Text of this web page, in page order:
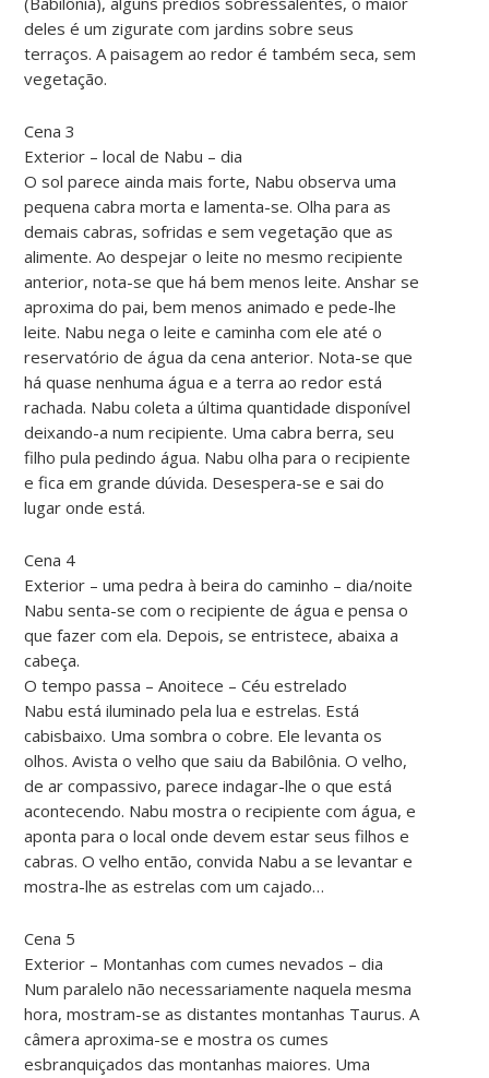
deles é um zigurate com jardins sobre seus
terraços. A paisagem ao redor é também seca, sem
vegetação.
Cena 3
Exterior – local de Nabu – dia
O sol parece ainda mais forte, Nabu observa uma
pequena cabra morta e lamenta-se. Olha para as
demais cabras, sofridas e sem vegetação que as
alimente. Ao despejar o leite no mesmo recipiente
anterior, nota-se que há bem menos leite. Anshar se
aproxima do pai, bem menos animado e pede-lhe
leite. Nabu nega o leite e caminha com ele até o
reservatório de água da cena anterior. Nota-se que
há quase nenhuma água e a terra ao redor está
rachada. Nabu coleta a última quantidade disponível
deixando-a num recipiente. Uma cabra berra, seu
filho pula pedindo água. Nabu olha para o recipiente
e fica em grande dúvida. Desespera-se e sai do
lugar onde está.
Cena 4
Exterior – uma pedra à beira do caminho – dia/noite
Nabu senta-se com o recipiente de água e pensa o
que fazer com ela. Depois, se entristece, abaixa a
cabeça.
O tempo passa – Anoitece – Céu estrelado
Nabu está iluminado pela lua e estrelas. Está
cabisbaixo. Uma sombra o cobre. Ele levanta os
olhos. Avista o velho que saiu da Babilônia. O velho,
de ar compassivo, parece indagar-lhe o que está
acontecendo. Nabu mostra o recipiente com água, e
aponta para o local onde devem estar seus filhos e
cabras. O velho então, convida Nabu a se levantar e
mostra-lhe as estrelas com um cajado…
Cena 5
Exterior – Montanhas com cumes nevados – dia
Num paralelo não necessariamente naquela mesma
hora, mostram-se as distantes montanhas Taurus. A
câmera aproxima-se e mostra os cumes
esbranquiçados das montanhas maiores. Uma